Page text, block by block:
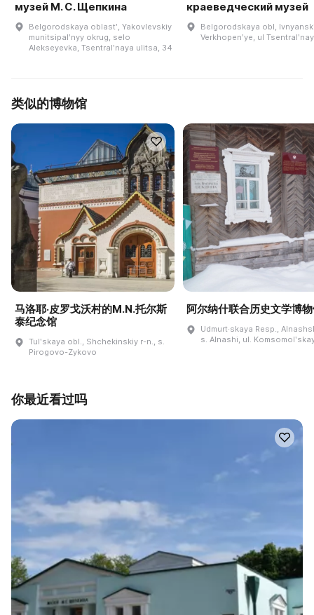
музей М. С. Щепкина
Belgorodskaya oblastʹ, Yakovlevskiy
munitsipalʹnyy okrug, selo
Alekseyevka, Tsentralʹnaya ulitsa, 34
краеведческий музей
Belgorodskaya obl,
Verkhopenʹye, ul
类似的博物馆
马洛耶·皮罗戈沃村的M.N.托尔斯
泰纪念馆
Tulʹskaya obl., Shchekinskiy r-n., s.
Pirogovo-Zykovo
阿尔纳什联合历史文学博
Udmurt·skaya Resp.,
s. Alnashi, ul.
你最近看过吗